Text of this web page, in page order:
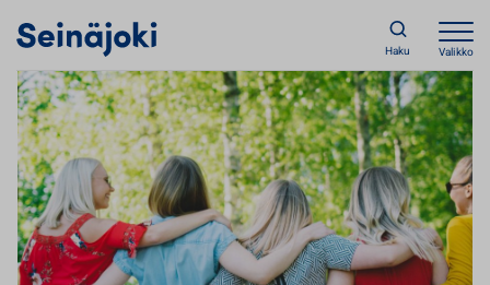
Haku Valikko